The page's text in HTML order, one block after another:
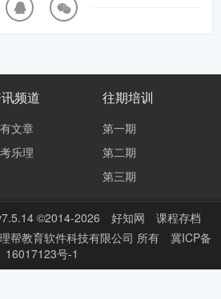
频道
文章
乐理
往期培训
第一期
第二期
第三期
©2014-2026 好知网
课程存档
帮教育软件科技有限公司 所有
冀ICP备
16017123号-1